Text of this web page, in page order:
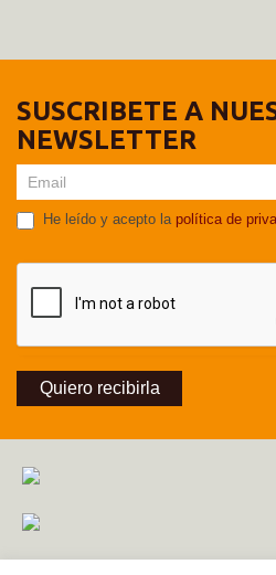
SUSCRIBETE A
NEWSLETTER
He leído y acepto la política de
Quiero recibirla